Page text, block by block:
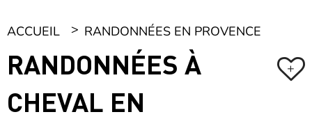
ACCUEIL RANDONNÉES EN PROVENCE
RANDONNÉES À
CHEVAL EN
+